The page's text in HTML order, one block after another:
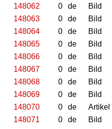
148062
0 de Bild
148063
0 de Bild
148064
0 de Bild
148065
0 de Bild
148066
0 de Bild
148067
0 de Bild
148068
0 de Bild
148069
0 de Bild
148070
0 de Artikel
148071
0 de Bild